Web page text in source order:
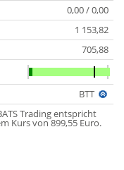
0,00 / 0,00
1 153,82
705,88
BTT
Trading entspricht
Kurs von 899,55 Euro.